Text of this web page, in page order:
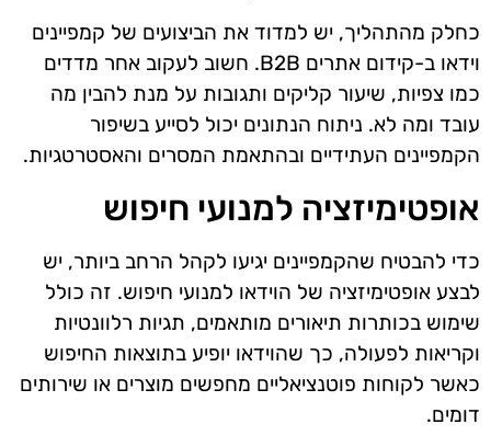
כחלק מהתהליך, יש למדוד את הביצועים של קמפיינים
וידאו ב-קידום אתרים B2B. חשוב לעקוב אחר מדדים
כמו צפיות, שיעור קליקים ותגובות על מנת להבין מה
עובד ומה לא. ניתוח הנתונים יכול לסייע בשיפור
הקמפיינים העתידיים ובהתאמת המסרים והאסטרטגיות.
אופטימיזציה למנועי חיפוש
כדי להבטיח שהקמפיינים יגיעו לקהל הרחב ביותר, יש
לבצע אופטימיזציה של הוידאו למנועי חיפוש. זה כולל
שימוש בכותרות תיאורים מותאמים, תגיות רלוונטיות
וקריאות לפעולה, כך שהוידאו יופיע בתוצאות החיפוש
כאשר לקוחות פוטנציאליים מחפשים מוצרים או שירותים
דומים.